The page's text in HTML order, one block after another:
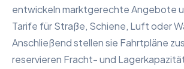
entwickeln marktgerechte Angebote
Tarife für Straße, Schiene, Luft oder
Anschließend stellen sie Fahrtpläne
reservieren Fracht- und